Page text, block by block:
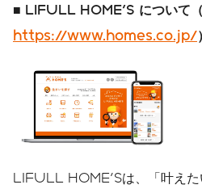
■ LIFULL HOME'S について（
https://www.homes.co.jp/）
LIFULL HOME'Sは、「叶えた